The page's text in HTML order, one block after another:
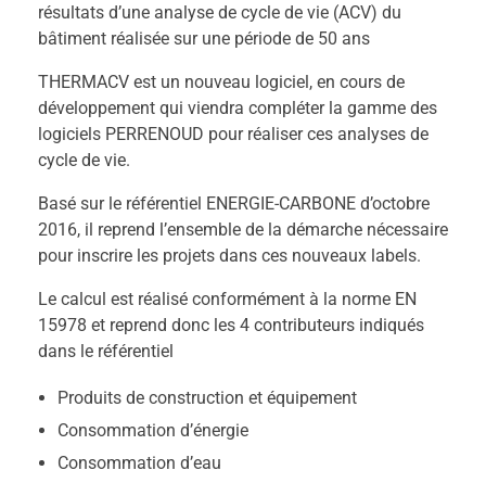
résultats d’une analyse de cycle de vie (ACV) du
bâtiment réalisée sur une période de 50 ans
THERMACV est un nouveau logiciel, en cours de
développement qui viendra compléter la gamme des
logiciels PERRENOUD pour réaliser ces analyses de
cycle de vie.
Basé sur le référentiel ENERGIE-CARBONE d’octobre
2016, il reprend l’ensemble de la démarche nécessaire
pour inscrire les projets dans ces nouveaux labels.
Le calcul est réalisé conformément à la norme EN
15978 et reprend donc les 4 contributeurs indiqués
dans le référentiel
Produits de construction et équipement
Consommation d’énergie
Consommation d’eau